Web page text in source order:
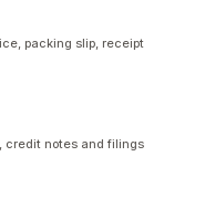
packing slip, receipt
credit notes and filings